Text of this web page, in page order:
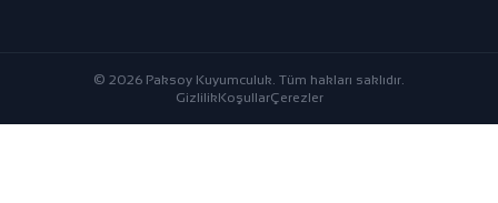
© 2026 Paksoy Kuyumculuk. Tüm hakları saklıdır.
GizlilikKoşullarÇerezler